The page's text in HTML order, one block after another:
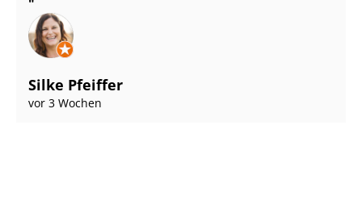
Silke Pfeiffer
vor 3 Wochen